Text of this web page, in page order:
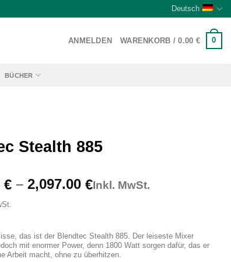
Deutsch
ANMELDEN WARENKORB /0.00 € 0
BÜCHER
Stealth 885
€ – 2,097.00 €Preisspanne:
Inkl. MwSt.
das ist der Blendtec Stealth 885. Der leiseste Mixer
mit enormer Power, denn 1800 Watt sorgen dafür, das er
Arbeit macht, ohne zu überhitzen.